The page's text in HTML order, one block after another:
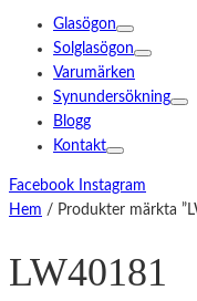
Glasögon
Solglasögon
Varumärken
Synundersökning
Blogg
Kontakt
Facebook
Instagram
Hem / Produkter märkta
LW40181